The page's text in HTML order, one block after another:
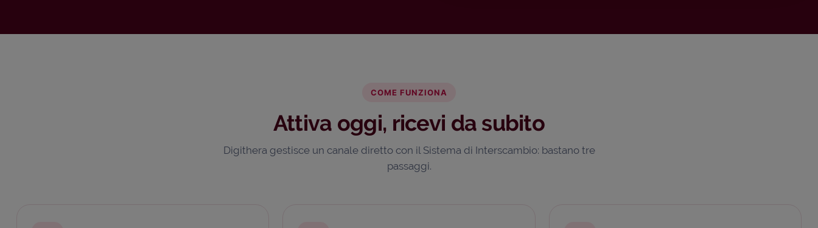
COME FUNZIONA
Attiva oggi, ricevi da subito
Digithera gestisce un canale diretto con il Sistema di Interscambio: bastano tre
passaggi.